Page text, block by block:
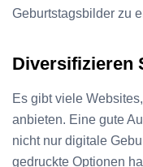
Geburtstagsbilder zu
Diversifizieren
Es gibt viele
anbieten. Eine gute
nicht nur digitale
gedruckte Optionen